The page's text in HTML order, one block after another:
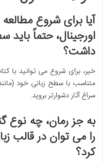
آیا برای شروع
اورجینال، حتماً باید
داشت؟
خیر، برای شروع می توانید با
سراغ آثار دشوارتر بروید.
به جز رمان، چه نوع
را می توان در قالب
کرد؟